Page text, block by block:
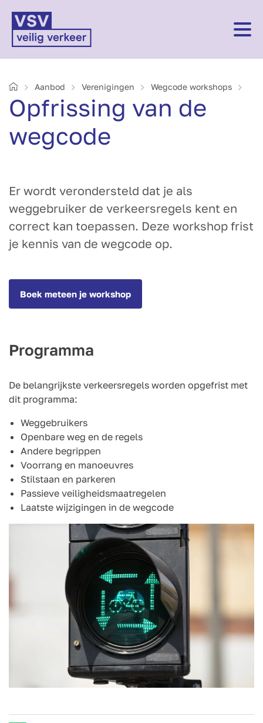
HomeAanbod Verenigingen Wegcode workshops
Opfrissing van de
wegcode
Er wordt verondersteld dat je als
weggebruiker de verkeersregels kent en
correct kan toepassen. Deze workshop frist
je kennis van de wegcode op.
Boek meteen je workshop
Programma
De belangrijkste verkeersregels worden opgefrist met
dit programma:
Weggebruikers
Openbare weg en de regels
Andere begrippen
Voorrang en manoeuvres
Stilstaan en parkeren
Passieve veiligheidsmaatregelen
Laatste wijzigingen in de wegcode